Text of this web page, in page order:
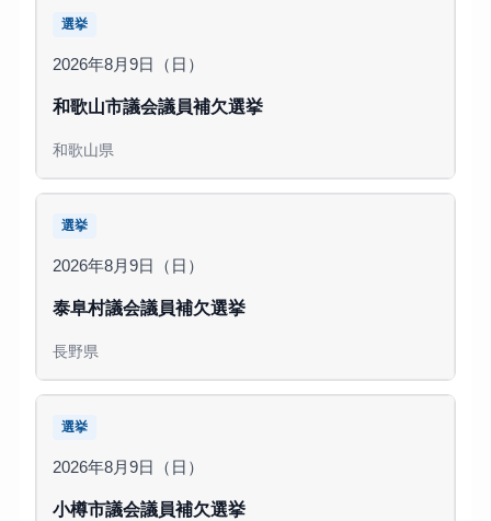
選挙
2026年8月9日（日）
和歌山市議会議員補欠選挙
和歌山県
選挙
2026年8月9日（日）
泰阜村議会議員補欠選挙
長野県
選挙
2026年8月9日（日）
小樽市議会議員補欠選挙